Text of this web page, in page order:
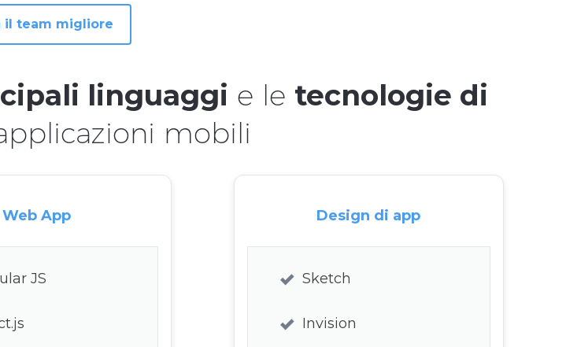
il team migliore
linguaggi e le tecnologie di
mobili
Web App
JS
Design di app
Sketch
Invision